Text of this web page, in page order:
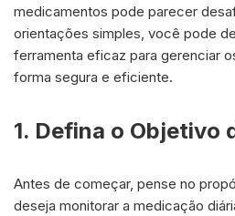
medicamentos pode parecer
orientações simples, você pode
ferramenta eficaz para gerenciar
forma segura e eficiente.
1. Defina o Objetivo
Antes de começar, pense no
deseja monitorar a medicação